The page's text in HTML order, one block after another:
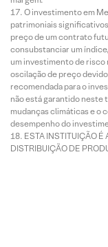
O investimento em
patrimoniais
preço de um contrato
consubstanciar um
um investimento de risco
oscilação de preço
recomendada para o
não está garantido neste
mudanças climáticas e o
desempenho do
ESTA INSTITUIÇÃO
DISTRIBUIÇÃO DE